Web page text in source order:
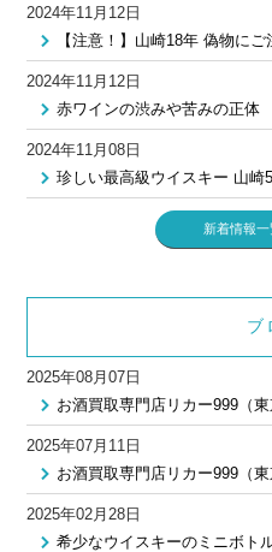
2024年11月12日
【注意！】山崎18年 偽物に
2024年11月12日
赤ワインの渋みや苦みの正体
2024年11月08日
珍しい最高級ウイスキー 山崎
新着情報
ブ
2025年08月07日
お酒買取専門店リカー999（
2025年07月11日
お酒買取専門店リカー999（
2025年02月28日
希少なウイスキーのミニボト